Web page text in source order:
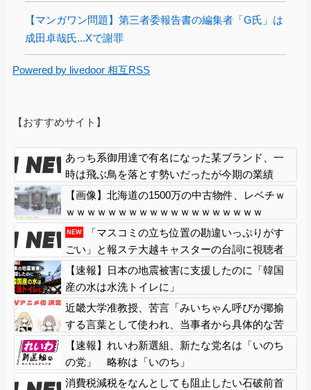
【マンガワン問題】第三者委報告書の編集者「G氏」は
成田卓哉氏...Xで謝罪
Powered by livedoor 相互RSS
【おすすめサイト】
あっち系御用達で有名になった某ブランド、一
時は飛ぶ鳥を落とす勢いだったが今期の業績
は……
【画像】北海道の1500万の中古物件、レベチｗ
ｗｗｗｗｗｗｗｗｗｗｗｗｗｗｗｗｗｗｗ
NEW
「マスコミの立ち位置の勘違いっぷりがす
ごい」と報ステ大越キャスターの台詞に視聴者
絶句、高市とトランプを同列視させようという
思惑がひしひしと
【速報】日本の地震被害に支援したのに「韓国
産の水は水洗トイレに」
近畿大学准教授、苦言「みいちゃん呼びが揶揄
する言葉として使われ、当事者から具体的な苦
痛が訴えられている。文化芸術は人を傷つけて
もよい。ただし、傷つけ方がある」
【速報】れいわ新選組、新たな党名は「いのち
の党」 略称は「いのち」
消費税減税をなんとしても阻止したい石破前首